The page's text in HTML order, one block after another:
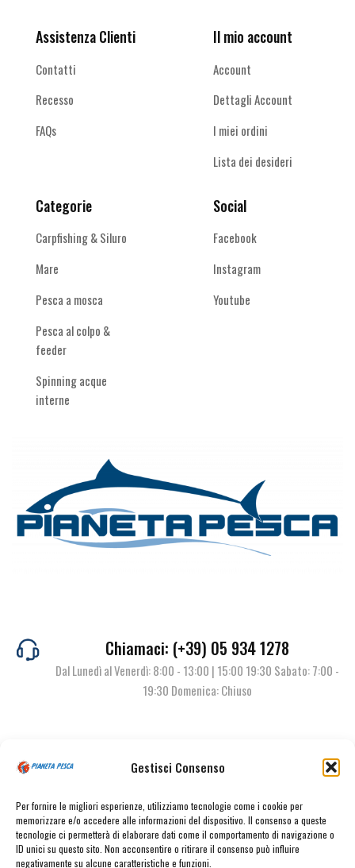
Gestisci Consenso
Per fornire le migliori esperienze, utilizziamo tecnologie come i cookie per
memorizzare e/o accedere alle informazioni del dispositivo. Il consenso a queste
tecnologie ci permetterà di elaborare dati come il comportamento di navigazione o
ID unici su questo sito. Non acconsentire o ritirare il consenso può influire
negativamente su alcune caratteristiche e funzioni.
Assistenza Clienti
Contatti
Recesso
FAQs
Il mio account
Account
Dettagli Account
I miei ordini
Lista dei desideri
Categorie
Carpfishing & Siluro
Mare
Pesca a mosca
Pesca al colpo &
feeder
Spinning acque
interne
Social
Facebook
Instagram
Youtube
Chiamaci: (+39) 05 934 1278
Dal Lunedì al Venerdì: 8:00 - 13:00 | 15:00 19:30 Sabato: 7:00 -
19:30 Domenica: Chiuso